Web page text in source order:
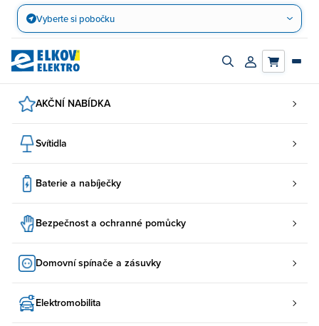
Přejít
obsah
Vyberte si pobočku
Zapnout/vypnout
Přihlásit/
AKČNÍ NABÍDKA
Svítidla
Baterie a nabíječky
Bezpečnost a ochranné pomůcky
Domovní spínače a zásuvky
Elektromobilita